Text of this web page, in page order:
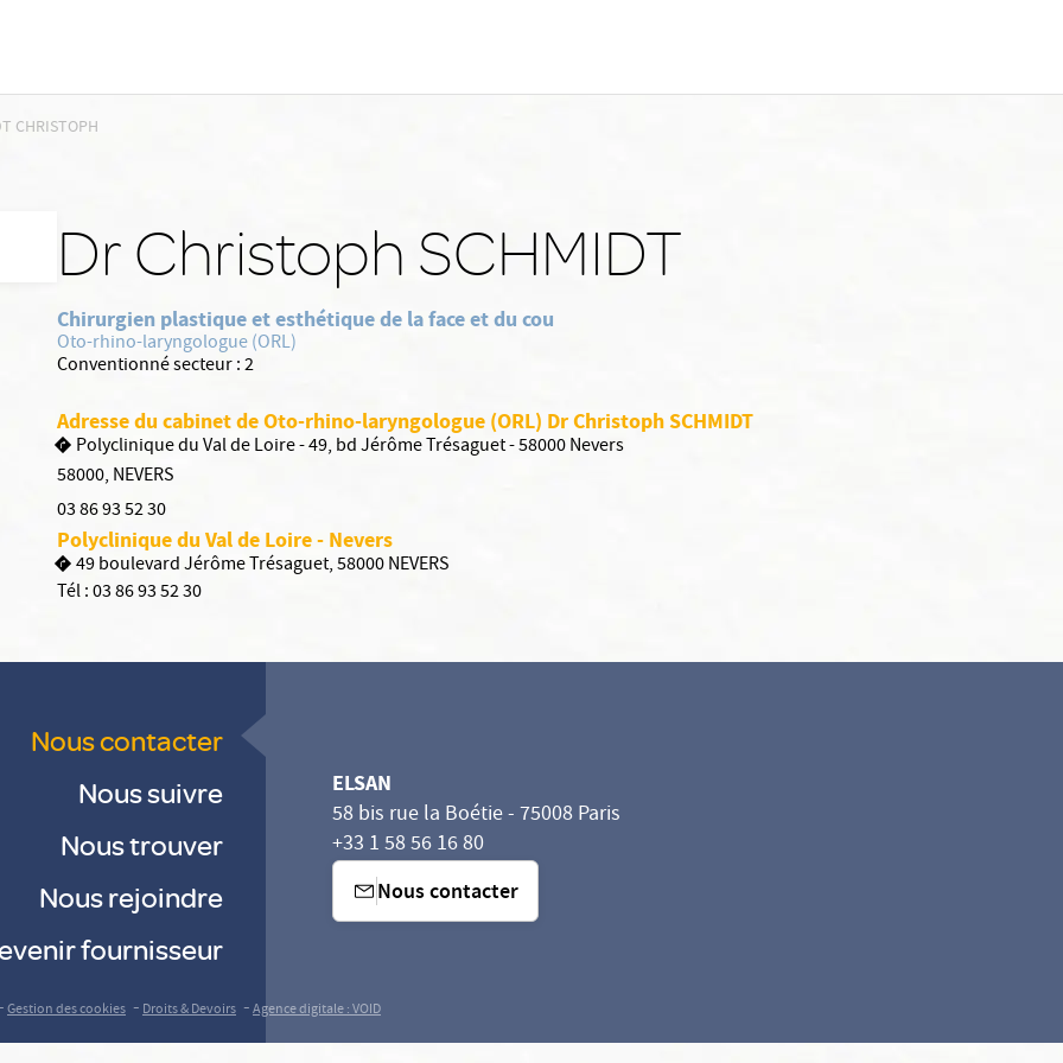
CHRISTOPH
Dr Christoph SCHMIDT
Chirurgien plastique et esthétique de la face et du cou
Oto-rhino-laryngologue (ORL)
Conventionné secteur :2
Adresse du cabinet de Oto-rhino-laryngologue (ORL) Dr Christoph SCHMIDT
Polyclinique du Val de Loire - 49, bd Jérôme Trésaguet - 58000 Nevers
58000, NEVERS
03 86 93 52 30
Polyclinique du Val de Loire - Nevers
49 boulevard Jérôme Trésaguet, 58000 NEVERS
Tél :03 86 93 52 30
Nous contacter
Nous suivre
Nous trouver
Nous rejoindre
fournisseur
ELSAN
58 bis rue la Boétie - 75008 Paris
+33 1 58 56 16 80
Nous contacter
Gestion des cookies -Droits & Devoirs -Agence digitale : VOID